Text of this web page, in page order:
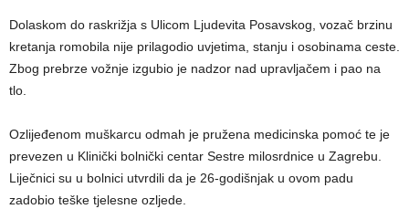
​Dolaskom do raskrižja s Ulicom Ljudevita Posavskog, vozač brzinu
kretanja romobila nije prilagodio uvjetima, stanju i osobinama ceste.
Zbog prebrze vožnje izgubio je nadzor nad upravljačem i pao na
tlo.
​Ozlijeđenom muškarcu odmah je pružena medicinska pomoć te je
prevezen u Klinički bolnički centar Sestre milosrdnice u Zagrebu.
Liječnici su u bolnici utvrdili da je 26-godišnjak u ovom padu
zadobio teške tjelesne ozljede.